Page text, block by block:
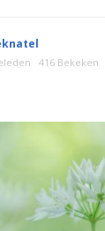
416 Bekeken